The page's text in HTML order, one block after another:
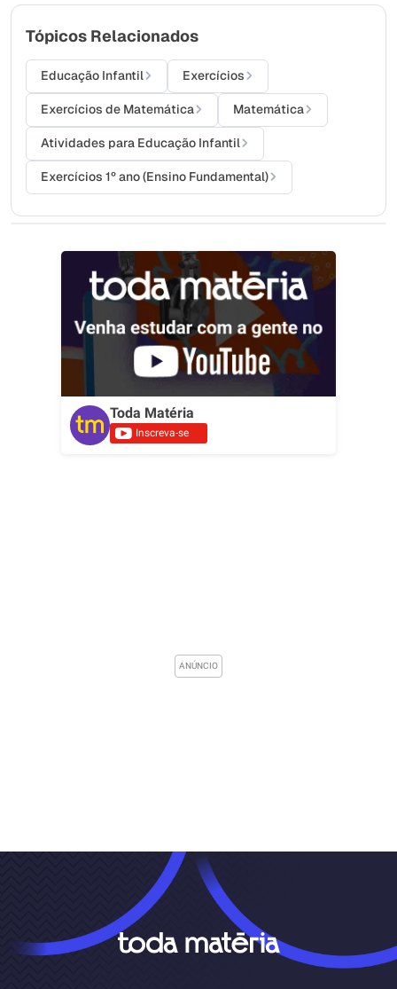
Tópicos Relacionados
Educação Infantil Exercícios
Exercícios de Matemática Matemática
Atividades para Educação Infantil
Exercícios 1º ano (Ensino Fundamental)
Toda Matéria
Inscreva-se